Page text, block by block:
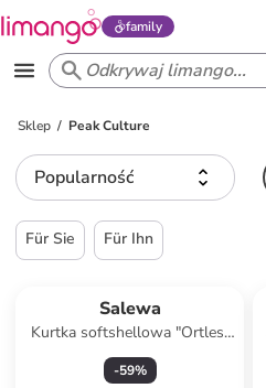
family
Sklep Peak Culture
Popularność
Für Sie Für Ihn
Salewa
Kurtka softshellowa "Ortles"
w kolorze niebieskim
-59%